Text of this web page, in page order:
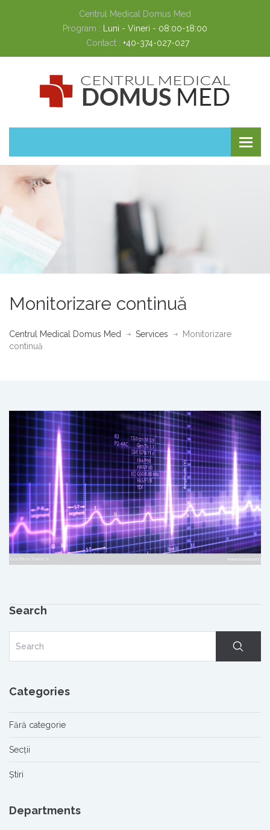
Centrul Medical Domus Med
Program :
Luni - Vineri - 08:00-18:00
Contact : +40-374-027-027
Monitorizare continuă
Centrul Medical Domus Med Services
Monitorizare
continuă
Search
Categories
Fără categorie
Secții
Știri
Departments